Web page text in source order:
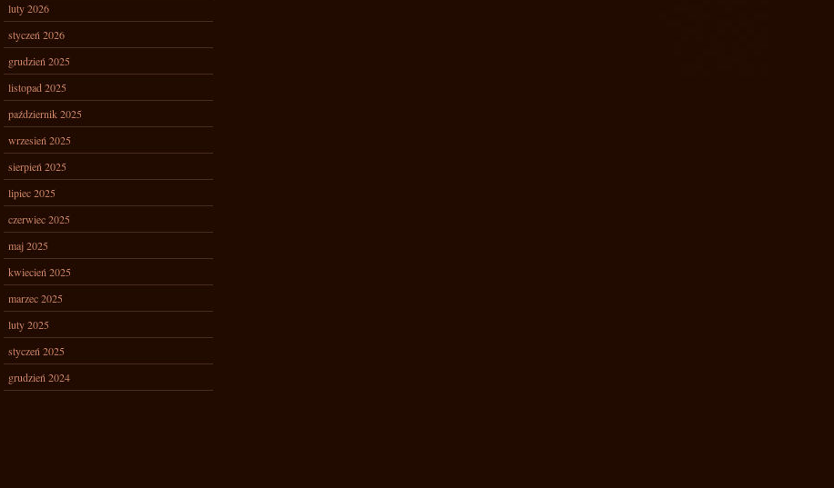
luty 2026
styczeń 2026
grudzień 2025
listopad 2025
październik 2025
wrzesień 2025
sierpień 2025
lipiec 2025
czerwiec 2025
maj 2025
kwiecień 2025
marzec 2025
luty 2025
styczeń 2025
grudzień 2024